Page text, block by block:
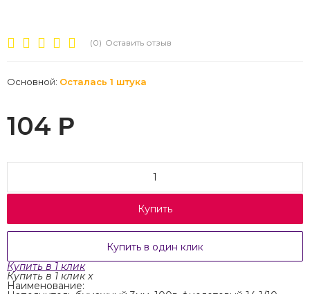
(0) Оставить отзыв
Основной: Осталась 1 штука
104 Р
Купить
Купить в один клик
Купить в 1 клик
Купить в 1 клик x
Наименование: